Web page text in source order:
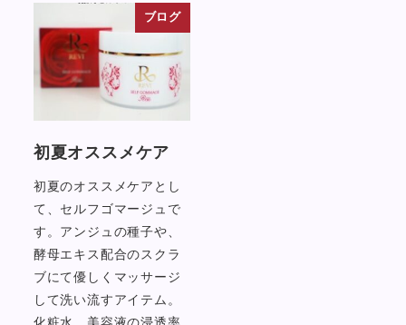
ブログ
初夏オススメケア
初夏のオススメケアとし
て、セルフゴマージュで
す。アンジュの種子や、
酵母エキス配合のスクラ
ブにて優しくマッサージ
して洗い流すアイテム。